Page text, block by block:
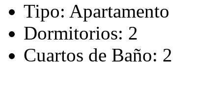
Tipo: Apartamento
Dormitorios: 2
Cuartos de Baño: 2